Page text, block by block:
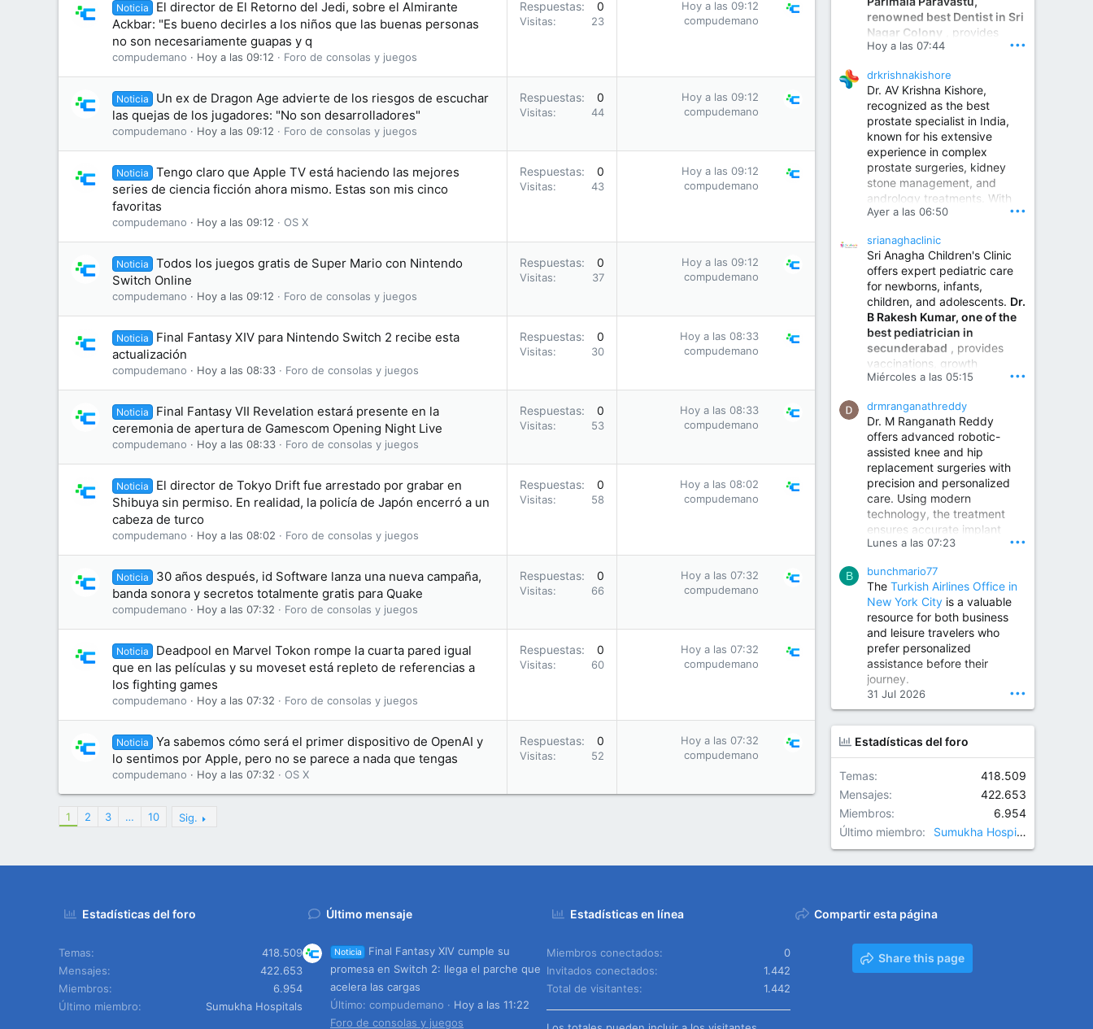
Noticia
El director de El Retorno del Jedi, sobre el Almirante
Ackbar: "Es bueno decirles a los niños que las buenas personas
no son necesariamente guapas y q
compudemano Hoy a las 09:12 Foro de consolas y juegos
Respuestas 0
Visitas 23
Hoy a las 09:12
compudemano
Noticia
Un ex de Dragon Age advierte de los riesgos de escuchar
las quejas de los jugadores: "No son desarrolladores"
compudemano Hoy a las 09:12 Foro de consolas y juegos
Respuestas 0
Visitas 44
Hoy a las 09:12
compudemano
Noticia
Tengo claro que Apple TV está haciendo las mejores
series de ciencia ficción ahora mismo. Estas son mis cinco
favoritas
compudemano Hoy a las 09:12 OS X
Respuestas 0
Visitas 43
Hoy a las 09:12
compudemano
Noticia
Todos los juegos gratis de Super Mario con Nintendo
Switch Online
compudemano Hoy a las 09:12 Foro de consolas y juegos
Respuestas 0
Visitas 37
Hoy a las 09:12
compudemano
Noticia
Final Fantasy XIV para Nintendo Switch 2 recibe esta
actualización
compudemano Hoy a las 08:33 Foro de consolas y juegos
Respuestas 0
Visitas 30
Hoy a las 08:33
compudemano
Noticia
Final Fantasy VII Revelation estará presente en la
ceremonia de apertura de Gamescom Opening Night Live
compudemano Hoy a las 08:33 Foro de consolas y juegos
Respuestas 0
Visitas 53
Hoy a las 08:33
compudemano
Noticia
El director de Tokyo Drift fue arrestado por grabar en
Shibuya sin permiso. En realidad, la policía de Japón encerró a un
cabeza de turco
compudemano Hoy a las 08:02 Foro de consolas y juegos
Respuestas 0
Visitas 58
Hoy a las 08:02
compudemano
Noticia
30 años después, id Software lanza una nueva campaña,
banda sonora y secretos totalmente gratis para Quake
compudemano Hoy a las 07:32 Foro de consolas y juegos
Respuestas 0
Visitas 66
Hoy a las 07:32
compudemano
Noticia
Deadpool en Marvel Tokon rompe la cuarta pared igual
que en las películas y su moveset está repleto de referencias a
los fighting games
compudemano Hoy a las 07:32 Foro de consolas y juegos
Respuestas 0
Visitas 60
Hoy a las 07:32
compudemano
Noticia
Ya sabemos cómo será el primer dispositivo de OpenAI y
lo sentimos por Apple, pero no se parece a nada que tengas
compudemano Hoy a las 07:32 OS X
Respuestas 0
Visitas 52
Hoy a las 07:32
compudemano
1 2 3 … 10 Sig.
renowned best Dentist in Sri
Nagar Colony , provides
expert care for tooth pain,
treatment, dental implants,
smile designing, cosmetic
dentistry.
Sumukha Hospital | Ear, Nose & Throat, Dental & Maxillofacial Surgery Center
www.sumukhahospitals.co
m
Hoy a las 07:44 •••
drkrishnakishore
Dr. AV Krishna Kishore,
recognized as the best
prostate specialist in India,
known for his extensive
experience in complex
prostate surgeries, kidney
stone management, and
andrology treatments. With
years of surgical practice and
invasive and robotic
techniques.
Best Urologist in Vijayawada | Urology Specialist in Vijayawada
Dr. A. V. Krishna Kishore,
the Best Urologist...
www.drkrishnakishore.com
Ayer a las 06:50 •••
srianaghaclinic
Sri Anagha Children's Clinic
offers expert pediatric care
for newborns, infants,
children, and adolescents. Dr.
B Rakesh Kumar, one of the
best pediatrician in
secunderabad , provides
vaccinations, growth
monitoring, newborn care,
illnesses, nutrition guidance,
and preventive healthcare in
a child-friendly environment.
Children Hospital in Secunderabad | Best Pediatrician in Hyderabad | Neonatologist in Medchal
Our pediatrician and
Neonatologist team at...
www.srianaghaclinic.com
Miércoles a las 05:15 •••
drmranganathreddy
Dr. M Ranganath Reddy
offers advanced robotic-
assisted knee and hip
replacement surgeries with
precision and personalized
care. Using modern
technology, the treatment
ensures accurate implant
placement, reduced pain,
improved joint function,
helping patients return to an
active and comfortable
lifestyle.
Orthopedic Surgeon in Kondapur | Best Orthopedic Doctor in Kondapur | Dr. M. Ranganath Reddy
Consult Dr. M. Ranganath
Reddy, the best...
www.drranganathreddy.co
m
Lunes a las 07:23 •••
B bunchmario77
The Turkish Airlines Office in
New York City is a valuable
resource for both business
and leisure travelers who
prefer personalized
assistance before their
journey.
31 Jul 2026 •••
Estadísticas del foro
Temas
418.509
Mensajes
422.653
Miembros
6.954
Último miembro
Sumukha Hospitals
Estadísticas del foro
Temas
418.509
Mensajes
422.653
Miembros
6.954
Último miembro
Sumukha Hospitals
Último mensaje
Noticia
Final Fantasy XIV cumple su
promesa en Switch 2: llega el parche que
acelera las cargas
Último: compudemano
Hoy a las 11:22
Foro de consolas y juegos
Estadísticas en línea
Miembros conectados
0
Invitados conectados
1.442
Total de visitantes
1.442
Compartir esta página
Share this page